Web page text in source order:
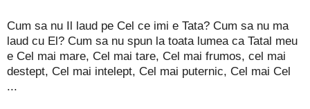
Cum sa nu Il laud pe Cel ce imi e Tata? Cum sa nu ma
laud cu El? Cum sa nu spun la toata lumea ca Tatal meu
e Cel mai mare, Cel mai tare, Cel mai frumos, cel mai
destept, Cel mai intelept, Cel mai puternic, Cel mai Cel
...